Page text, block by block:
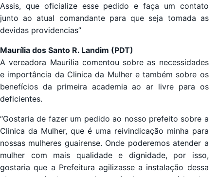
Assis, que oficialize esse pedido e faça um contato
junto ao atual comandante para que seja tomada as
devidas providencias”
Maurília dos Santo R. Landim (PDT)
A vereadora Maurilia comentou sobre as necessidades
e importância da Clinica da Mulher e também sobre os
benefícios da primeira academia ao ar livre para os
deficientes.
“Gostaria de fazer um pedido ao nosso prefeito sobre a
Clinica da Mulher, que é uma reivindicação minha para
nossas mulheres guairense. Onde poderemos atender a
mulher com mais qualidade e dignidade, por isso,
gostaria que a Prefeitura agilizasse a instalação dessa